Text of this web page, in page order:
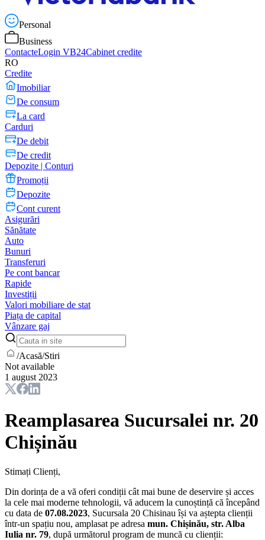
Personal
Business
ContacteLogin VB24Cabinet credite
RO
Credite
Imobiliar
De consum
La card
Carduri
De debit
De credit
Depozite | Conturi
Promoții
Depozite
Cont curent
Asigurări
Sănătate
Auto
Bunuri
Transferuri
Pe cont bancar
Rapide
Investiții
Valori mobiliare de stat
Piața de capital
Vânzare gaj
/Acasă/Stiri
Not available
1 august 2023
Reamplasarea Sucursalei nr. 20
Chișinău
Stimați Clienți,
Din dorința de a vă oferi condiții cât mai bune de deservire și acces
la cele mai moderne tehnologii, vă aducem la cunoștință că începând
cu data de 07.08.2023, Sucursala 20 Chisinau își va aștepta clienții
într-un spațiu nou, amplasat pe adresa mun. Chișinău, str. Alba
Iulia nr. 79, după următorul program de muncă cu clienții: